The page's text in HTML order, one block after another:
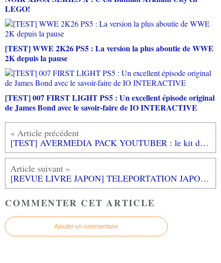
LEGO!
[TEST] WWE 2K26 PS5 : La version la plus aboutie de WWE
2K depuis la pause
[TEST] 007 FIRST LIGHT PS5 : Un excellent épisode original
de James Bond avec le savoir-faire de IO INTERACTIVE
[TEST] AVERMEDIA PACK YOUTUBER : le kit de démarrage idéal pour le streaming et la capture
[REVUE LIVRE JAPON] TELEPORTATION JAPON de Matthieu PINON et Laurent KOFFEL aux éditions YNNIS
COMMENTER CET ARTICLE
Ajouter un commentaire